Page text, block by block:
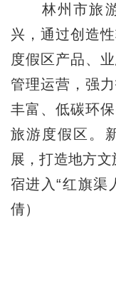
林州市旅游
兴，通过创造
度假区产品、
管理运营，强
丰富、低碳环
旅游度假区。
展，打造地方
宿进入“红旗渠
倩）